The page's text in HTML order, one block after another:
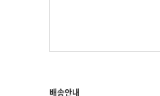
배송안내